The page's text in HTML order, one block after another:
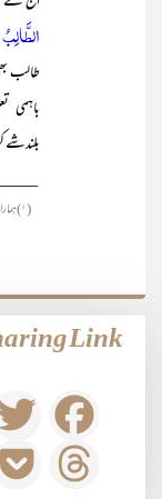
طالب
باہمی
(۱)
Link